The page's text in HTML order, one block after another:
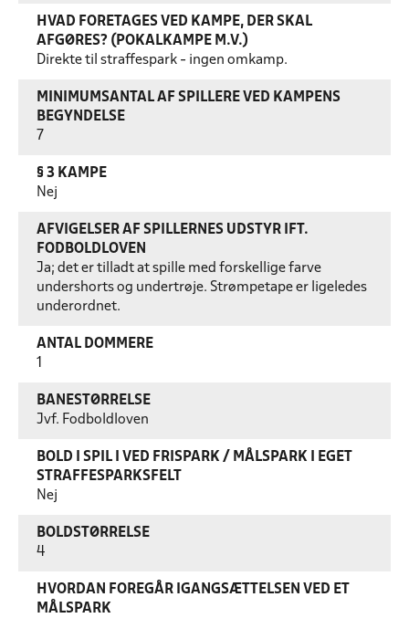
HVAD FORETAGES VED KAMPE, DER SKAL
AFGØRES? (POKALKAMPE M.V.)
Direkte til straffespark - ingen omkamp.
MINIMUMSANTAL AF SPILLERE VED KAMPENS
BEGYNDELSE
7
§ 3 KAMPE
Nej
AFVIGELSER AF SPILLERNES UDSTYR IFT.
FODBOLDLOVEN
Ja; det er tilladt at spille med forskellige farve
undershorts og undertrøje. Strømpetape er ligeledes
underordnet.
ANTAL DOMMERE
BANESTØRRELSE
Jvf. Fodboldloven
BOLD I SPIL I VED FRISPARK / MÅLSPARK I EGET
STRAFFESPARKSFELT
Nej
BOLDSTØRRELSE
4
HVORDAN FOREGÅR IGANGSÆTTELSEN VED ET
MÅLSPARK